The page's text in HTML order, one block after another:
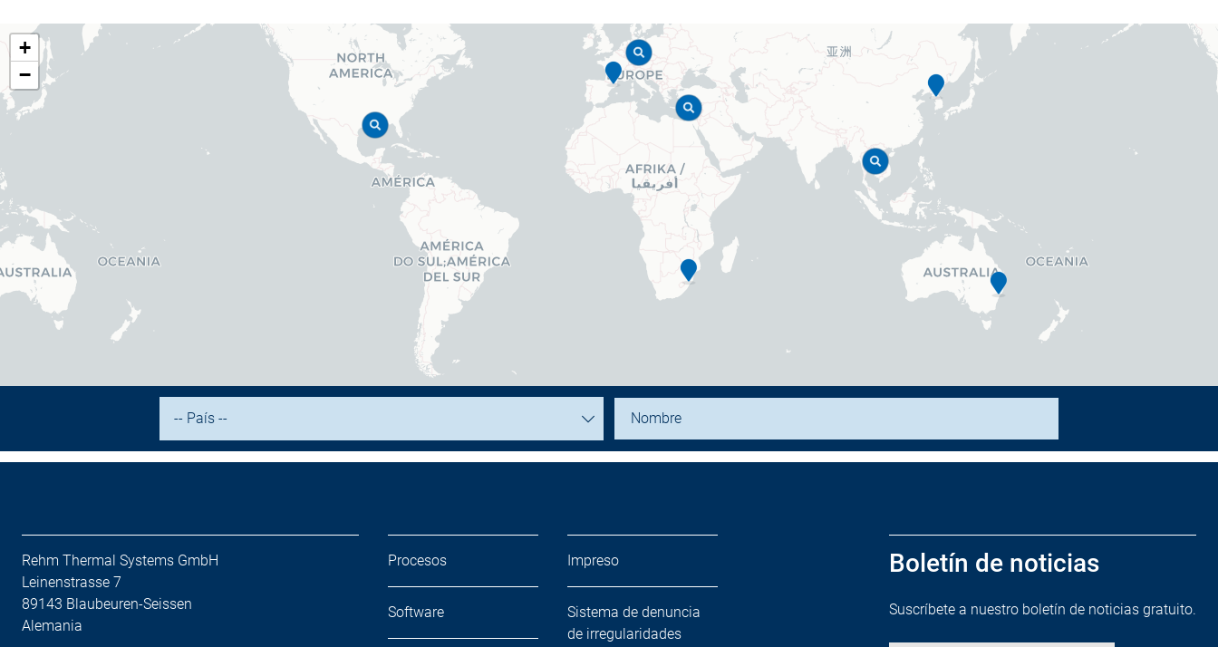
+
−
Rehm Thermal Systems GmbH
Leinenstrasse 7
89143 Blaubeuren-Seissen
Alemania
Procesos
Software
Impreso
Sistema de denuncia
de irregularidades
Boletín de noticias
Suscríbete a nuestro boletín de noticias gratuito.